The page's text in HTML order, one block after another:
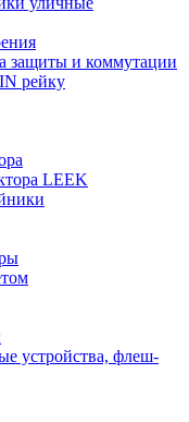
защиты и коммутации
рейку
LEEK
устройства, флеш-